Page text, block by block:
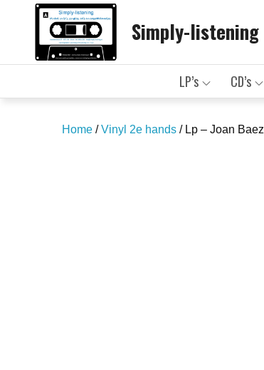
Simply-listening
LP’s CD’s
Home /Vinyl 2e hands / Lp – Joan